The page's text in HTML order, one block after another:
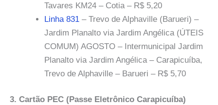
Tavares KM24 – Cotia – R$ 5,20
Linha 831 – Trevo de Alphaville (Barueri) –
Jardim Planalto via Jardim Angélica (ÚTEIS
COMUM) AGOSTO – Intermunicipal Jardim
Planalto via Jardim Angélica – Carapicuíba,
Trevo de Alphaville – Barueri – R$ 5,70
3. Cartão PEC (Passe Eletrônico Carapicuíba)